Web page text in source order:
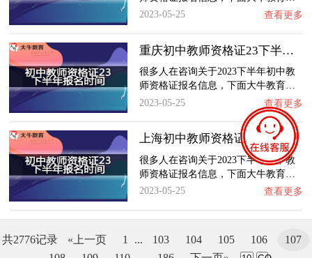
2023-05-25
查看更多
重庆初中教师资格证23下半年报名时间
很多人在咨询关于2023下半年初中教
师资格证报名信息，下面大牛教育…
2023-05-25
查看更多
上海初中教师资格证23下半年报名时间
很多人在咨询关于2023下半年初中教
师资格证报名信息，下面大牛教育…
2023-05-25
查看更多
共2776记录 «上一页 1 ... 103 104 105 106
107